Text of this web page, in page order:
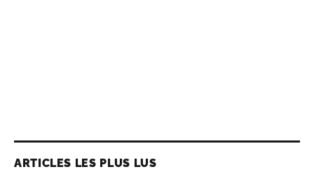
ARTICLES LES PLUS LUS